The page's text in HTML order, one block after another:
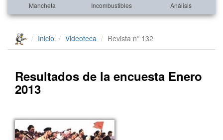
Mancheta Incombustibles Análisis
Inicio Videoteca Revista nº 132
Resultados de la encuesta Enero
2013